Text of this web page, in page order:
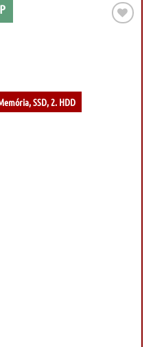
SSD, 2. HDD